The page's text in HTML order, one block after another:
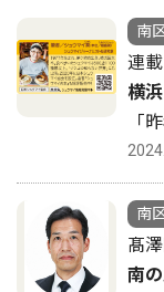
南
連
横
「
南
髙
南